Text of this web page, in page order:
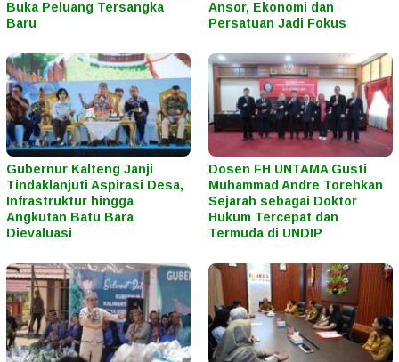
Buka Peluang Tersangka
Baru
Ansor, Ekonomi dan
Persatuan Jadi Fokus
Gubernur Kalteng Janji
Tindaklanjuti Aspirasi Desa,
Infrastruktur hingga
Angkutan Batu Bara
Dievaluasi
Dosen FH UNTAMA Gusti
Muhammad Andre Torehkan
Sejarah sebagai Doktor
Hukum Tercepat dan
Termuda di UNDIP